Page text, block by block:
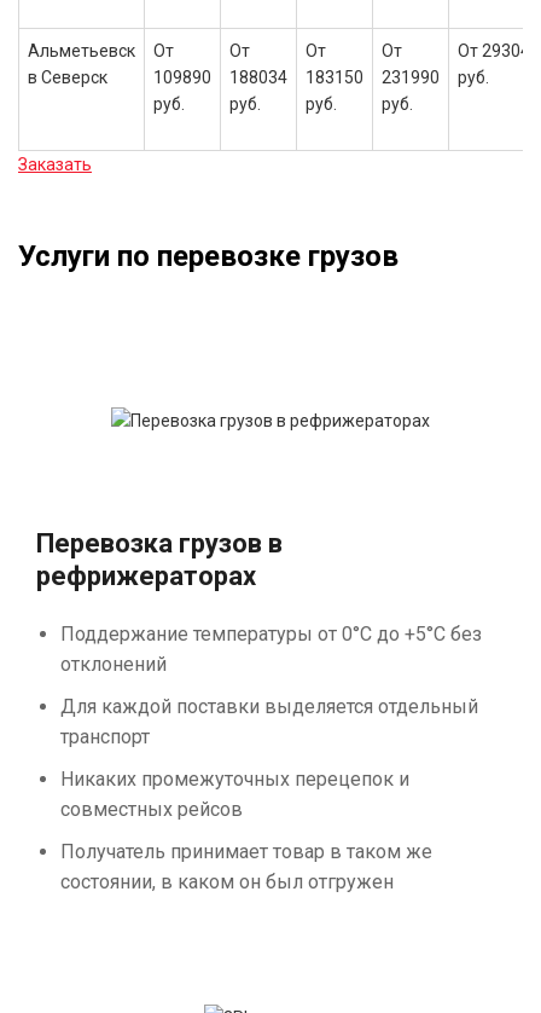
Альметьевск
в Северск
От
109890
руб.
От
188034
руб.
От
183150
руб.
От
231990
руб.
От 293040
руб.
Заказать
Услуги по перевозке грузов
Перевозка грузов в
рефрижераторах
Поддержание температуры от 0°С до +5°С без
отклонений
Для каждой поставки выделяется отдельный
транспорт
Никаких промежуточных перецепок и
совместных рейсов
Получатель принимает товар в таком же
состоянии, в каком он был отгружен